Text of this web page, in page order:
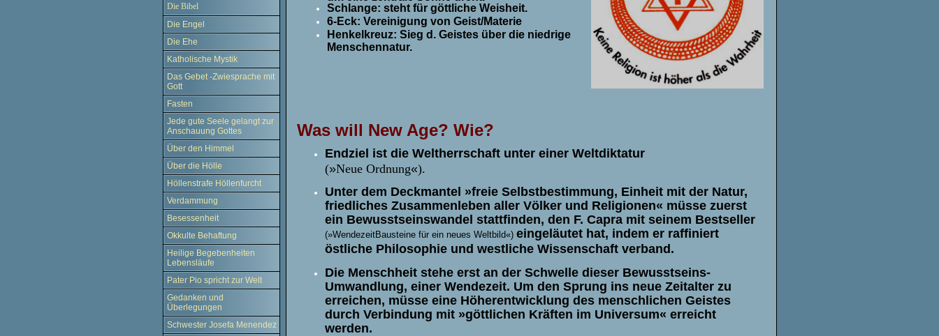
Die Bibel
Die Engel
Die Ehe
Katholische Mystik
Das Gebet -Zwiesprache mit
Gott
Fasten
Jede gute Seele gelangt zur
Anschauung Gottes
Über den Himmel
Über die Hölle
Höllenstrafe Höllenfurcht
Verdammung
Besessenheit
Okkulte Behaftung
Heilige Begebenheiten
Lebensläufe
Pater Pio spricht zur Welt
Gedanken und
Überlegungen
Schwester Josefa Menendez
Schlange: steht für göttliche Weisheit.
6-Eck: Vereinigung von Geist/Materie
Henkelkreuz: Sieg d. Geistes über die niedrige
Menschennatur.
Was will New Age? Wie?
Endziel ist die Weltherrschaft unter einer Weltdiktatur
(»Neue Ordnung«).
Unter dem Deckmantel »freie Selbstbestimmung, Einheit mit der Natur,
friedliches Zusammenleben aller Völker und Religionen« müsse zuerst
ein Bewusstseinswandel stattfinden, den F. Capra mit seinem Bestseller
(»Wendezeit­Bausteine für ein neues Weltbild«) eingeläutet hat, indem er raffiniert
östliche Philosophie und westliche Wissenschaft verband.
Die Menschheit stehe erst an der Schwelle dieser Bewusstseins-
Umwandlung, einer Wendezeit. Um den Sprung ins neue Zeitalter zu
erreichen, müsse eine Höherentwicklung des menschlichen Geistes
durch Verbindung mit »göttlichen Kräften im Universum« erreicht
werden.